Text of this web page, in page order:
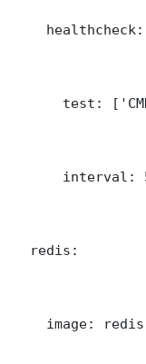
    healthcheck:
test:
interval:
  redis:
image: